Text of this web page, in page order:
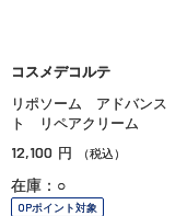
コスメデコルテ
リポソーム アドバンス
ト リペアクリーム
12,100 円 （税込）
在庫：○
OPポイント対象